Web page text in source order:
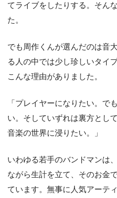
てライブをしたりする。そん
た。
でも周作くんが選んだのは音
る人の中では少し珍しいタイ
こんな理由がありました。
「プレイヤーになりたい。で
い。そしていずれは裏方とし
音楽の世界に浸りたい。」
いわゆる若手のバンドマンは
ながら生計を立て、そのお金
ています。無事に人気アーテ